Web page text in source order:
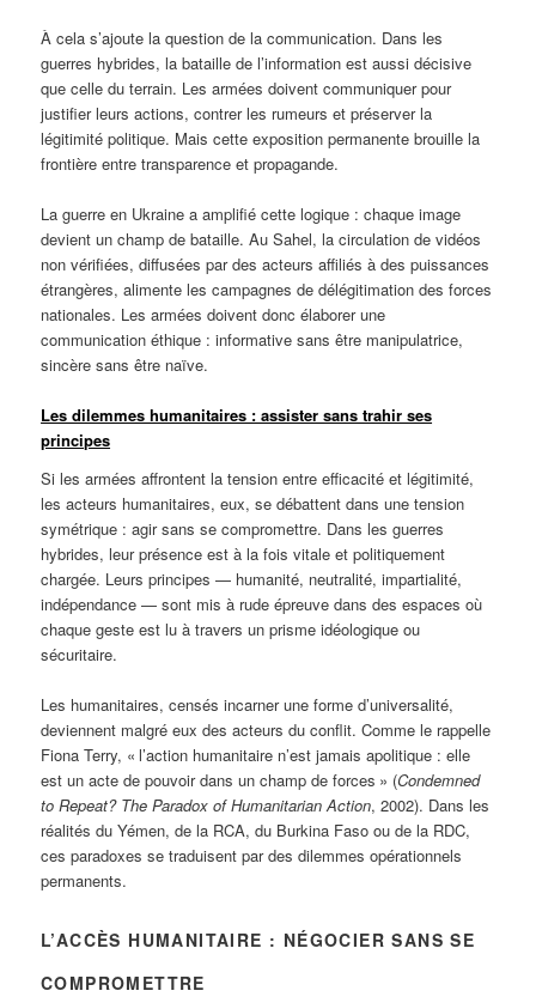
À cela s’ajoute la question de la communication. Dans les
guerres hybrides, la bataille de l’information est aussi décisive
que celle du terrain. Les armées doivent communiquer pour
justifier leurs actions, contrer les rumeurs et préserver la
légitimité politique. Mais cette exposition permanente brouille la
frontière entre transparence et propagande.
La guerre en Ukraine a amplifié cette logique : chaque image
devient un champ de bataille. Au Sahel, la circulation de vidéos
non vérifiées, diffusées par des acteurs affiliés à des puissances
étrangères, alimente les campagnes de délégitimation des forces
nationales. Les armées doivent donc élaborer une
communication éthique : informative sans être manipulatrice,
sincère sans être naïve.
Les dilemmes humanitaires : assister sans trahir ses
principes
Si les armées affrontent la tension entre efficacité et légitimité,
les acteurs humanitaires, eux, se débattent dans une tension
symétrique : agir sans se compromettre. Dans les guerres
hybrides, leur présence est à la fois vitale et politiquement
chargée. Leurs principes — humanité, neutralité, impartialité,
indépendance — sont mis à rude épreuve dans des espaces où
chaque geste est lu à travers un prisme idéologique ou
sécuritaire.
Les humanitaires, censés incarner une forme d’universalité,
deviennent malgré eux des acteurs du conflit. Comme le rappelle
Fiona Terry, « l’action humanitaire n’est jamais apolitique : elle
est un acte de pouvoir dans un champ de forces » (Condemned
to Repeat? The Paradox of Humanitarian Action, 2002). Dans les
réalités du Yémen, de la RCA, du Burkina Faso ou de la RDC,
ces paradoxes se traduisent par des dilemmes opérationnels
permanents.
L’ACCÈS HUMANITAIRE : NÉGOCIER SANS SE
COMPROMETTRE